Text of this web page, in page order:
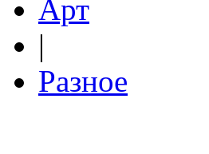
Арт
|
Разное